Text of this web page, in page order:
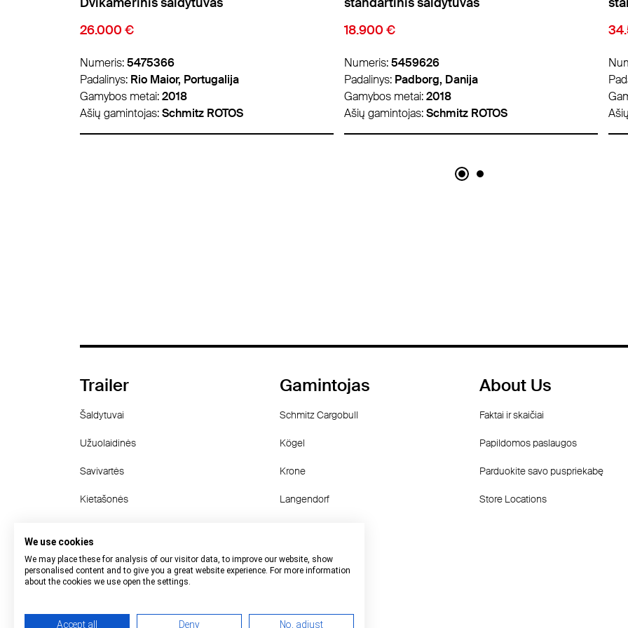
18.900 €
Numeris:5459626
Padalinys: Padborg, Danija
Gamybos metai:2018
Ašių gamintojas:Schmitz ROTOS
34.500 €
Numeris:5484552
Padalinys: Lyon, Prancūzija
Gamybos metai:2019
Ašių gamintojas:Schmitz ROTOS
Trailer
Šaldytuvai
Užuolaidinės
Savivartės
Kietašonės
other
Gamintojas
Schmitz Cargobull
Kögel
Krone
Langendorf
Fruehauf
About Us
Faktai ir skaičiai
Papildomos paslaugos
Parduokite savo puspriekabę
Store Locations
We use cookies
We may place these for analysis of our visitor data, to improve our website, show
personalised content and to give you a great website experience. For more information
about the cookies we use open the settings.
Accept all Deny No, adjust